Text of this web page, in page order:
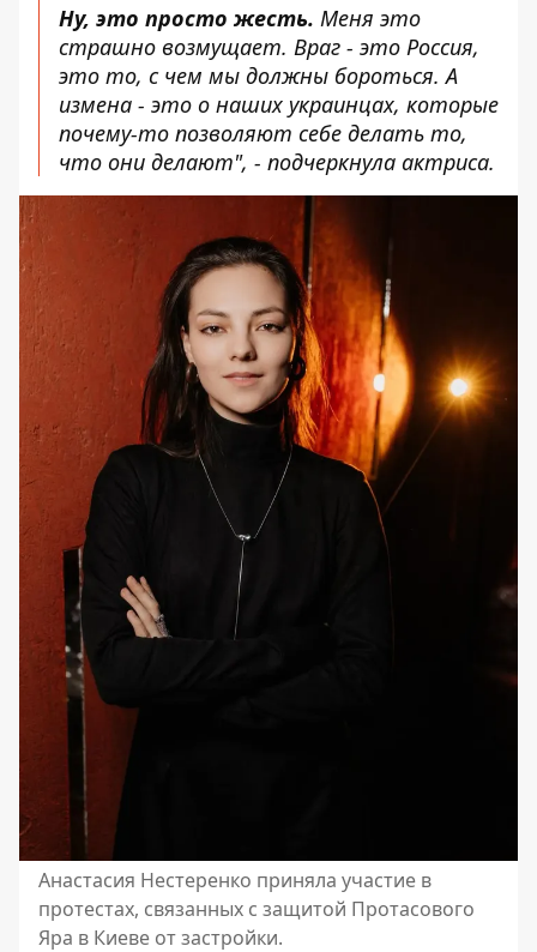
Ну, это просто жесть. Меня это
страшно возмущает. Враг - это Россия,
это то, с чем мы должны бороться. А
измена - это о наших украинцах, которые
почему-то позволяют себе делать то,
что они делают", - подчеркнула актриса.
Анастасия Нестеренко приняла участие в
протестах, связанных с защитой Протасового
Яра в Киеве от застройки.